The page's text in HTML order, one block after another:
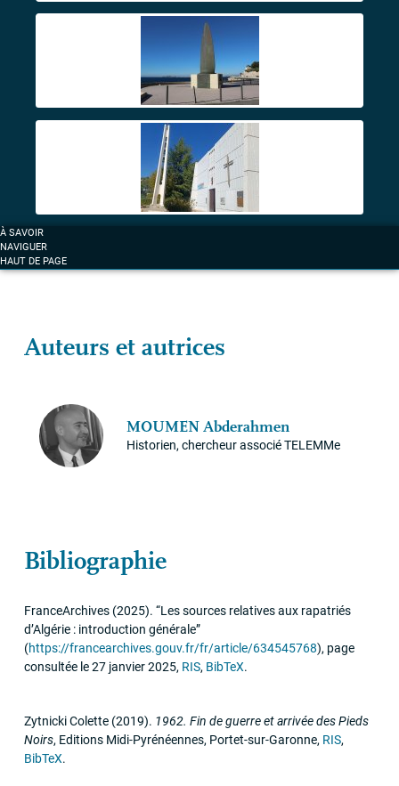
À SAVOIR
NAVIGUER
HAUT DE PAGE
Auteurs et autrices
MOUMENAbderahmen
Historien, chercheur associé TELEMMe
Bibliographie
FranceArchives (2025). “Les sources relatives aux rapatriés
d’Algérie : introduction générale”
(https://francearchives.gouv.fr/fr/article/634545768), page
consultée le 27 janvier 2025, RIS, BibTeX.
Zytnicki Colette (2019). 1962. Fin de guerre et arrivée des Pieds
Noirs, Editions Midi-Pyrénéennes, Portet-sur-Garonne, RIS,
BibTeX.